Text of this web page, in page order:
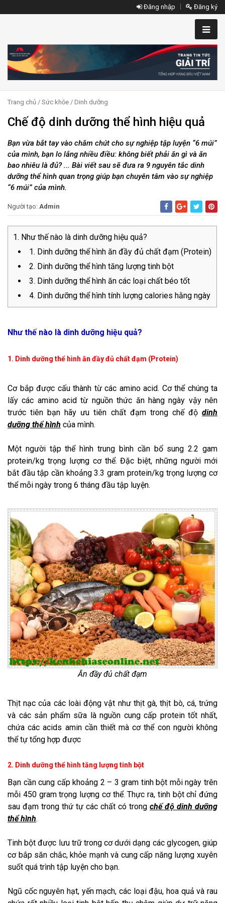
Đăng nhập Đăng ký
Trang chủ / Sức khỏe / Dinh dưỡng
Chế độ dinh dưỡng thể hình hiệu quả
Bạn vừa bắt tay vào chăm chút cho sự nghiệp tập luyện “6 múi”
của mình, bạn lo lắng nhiều điều: không biết phải ăn gì và ăn
bao nhiêu là đủ? ... Bài viết sau sẽ đưa ra 9 nguyên tắc dinh
dưỡng thể hình quan trọng giúp bạn chuyên tâm vào sự nghiệp
“6 múi” của mình.
Người tạo: Admin
Như thế nào là dinh dưỡng hiệu quả?
1. Dinh dưỡng thể hình ăn đầy đủ chất đạm (Protein)
2. Dinh dưỡng thể hình tăng lượng tinh bột
3. Dinh dưỡng thể hình ăn các loại chất béo tốt
4. Dinh dưỡng thể hình tính lượng calories hằng ngày
Như thế nào là dinh dưỡng hiệu quả?
1. Dinh dưỡng thể hình ăn đầy đủ chất đạm (Protein)
Cơ bắp được cấu thành từ các amino acid. Cơ thể chúng ta
lấy các amino acid từ nguồn thức ăn hàng ngày vậy nên
trước tiên bạn hãy ưu tiên chất đạm trong chế độ dinh
dưỡng thể hình của mình.
Một người tập thể hình trung bình cần bổ sung 2.2 gam
protein/kg trọng lượng cơ thể. Đặc biệt, những người mới
bắt đầu tập cần khoảng 3.3 gram protein/kg trọng lượng cơ
thể mỗi ngày trong 6 tháng đầu tập luyện.
Ăn đầy đủ chất đạm
Thịt nạc của các loài động vật như thịt gà, thịt bò, cá, trứng
và các sản phẩm sữa là nguồn cung cấp protein tốt nhất,
chứa các acids amin cần thiết mà cơ thể con người không
thể tự tổng hợp được
2. Dinh dưỡng thể hình tăng lượng tinh bột
Bạn cần cung cấp khoảng 2 – 3 gram tinh bột mỗi ngày trên
mỗi 450 gram trọng lượng cơ thể. Thực ra, tinh bột chỉ đứng
sau đạm trong thứ tự các chất có trong chế độ dinh dưỡng
thể hình.
Tinh bột được lưu trữ trong cơ dưới dạng các glycogen, giúp
cơ bắp săn chắc, khỏe mạnh và cung cấp năng lượng xuyên
suốt quá trình tập luyện cho bạn.
Ngũ cốc nguyên hạt, yến mạch, các loại đậu, hoa quả và rau